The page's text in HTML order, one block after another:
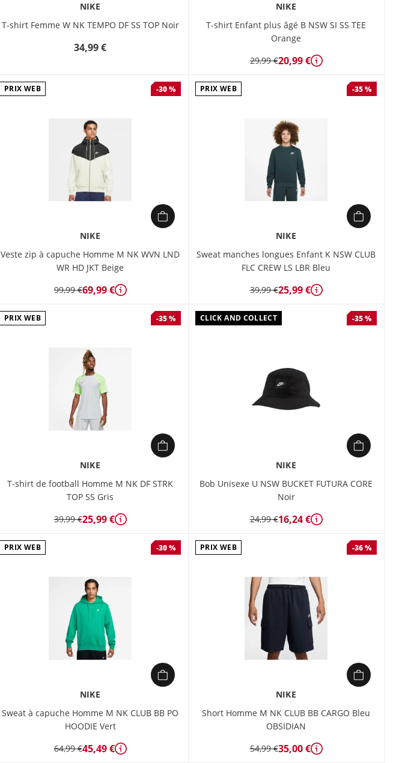
NIKE
T-shirt Femme W NK TEMPO DF SS TOP Noir
34,99 €
NIKE
T-shirt Enfant plus âgé B NSW SI SS TEE
Orange
29,99 €20,99 € Détails
PRIX WEB -30 %
NIKE
Veste zip à capuche Homme M NK WVN LND
WR HD JKT Beige
99,99 €69,99 € Détails
PRIX WEB -35 %
NIKE
Sweat manches longues Enfant K NSW CLUB
FLC CREW LS LBR Bleu
39,99 €25,99 € Détails
PRIX WEB -35 %
NIKE
T-shirt de football Homme M NK DF STRK
TOP SS Gris
39,99 €25,99 € Détails
CLICK AND COLLECT -35 %
NIKE
Bob Unisexe U NSW BUCKET FUTURA CORE
Noir
24,99 €16,24 € Détails
PRIX WEB -30 %
NIKE
Sweat à capuche Homme M NK CLUB BB PO
HOODIE Vert
64,99 €45,49 € Détails
PRIX WEB -36 %
NIKE
Short Homme M NK CLUB BB CARGO Bleu
OBSIDIAN
54,99 €35,00 € Détails